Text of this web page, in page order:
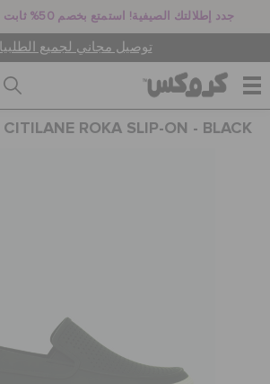
جدد إطلالتك الصيفية! استمتع بخصم 50% ثابت على تشكيلة مختارة
توصيل مجاني لجميع
CITILANE ROKA SLIP-ON - BLACK